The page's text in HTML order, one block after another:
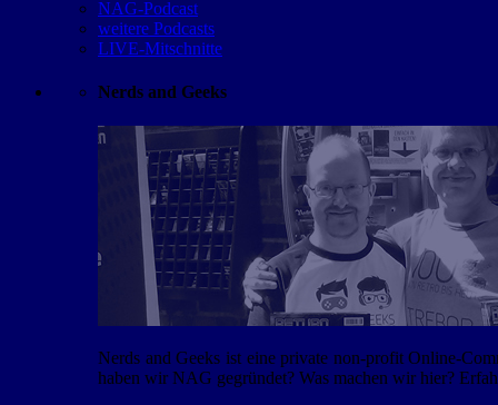
NAG-Podcast
weitere Podcasts
LIVE-Mitschnitte
Nerds and Geeks
Nerds and Geeks ist eine private non-profit Online-
haben wir NAG gegründet? Was machen wir hier?